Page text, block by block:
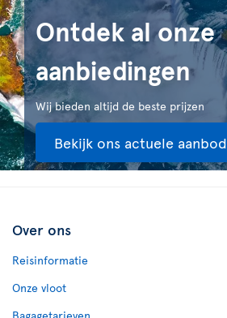
Ontdek al onze
aanbiedingen
Wij bieden altijd de beste prijzen
Bekijk ons actuele aanbod
Over ons
Reisinformatie
Onze vloot